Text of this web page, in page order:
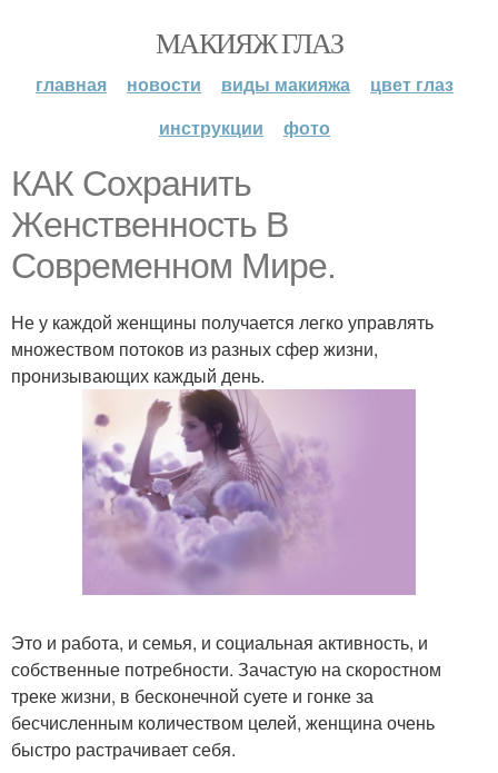
МАКИЯЖ ГЛАЗ
главная новости виды макияжа
цвет глаз
инструкции
фото
КАК Сохранить
Женственность В
Современном Мире.
Не у каждой женщины получается легко управлять
множеством потоков из разных сфер жизни,
пронизывающих каждый день.
Это и работа, и семья, и социальная активность, и
собственные потребности. Зачастую на скоростном
треке жизни, в бесконечной суете и гонке за
бесчисленным количеством целей, женщина очень
быстро растрачивает себя.